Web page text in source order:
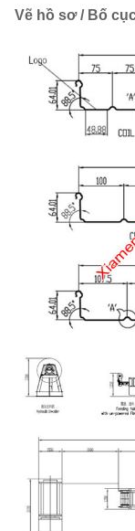
Vẽ hồ sơ / Bố